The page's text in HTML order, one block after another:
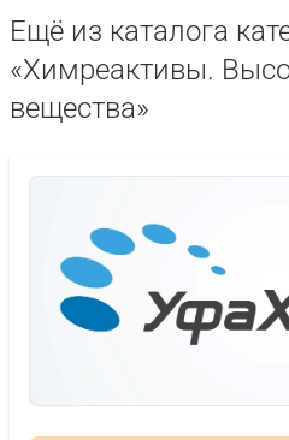
Ещё из каталога
«Химреактивы.
вещества»